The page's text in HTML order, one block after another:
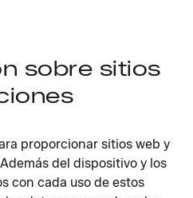
sobre sitios
proporcionar sitios web y
del dispositivo y los
con cada uso de estos